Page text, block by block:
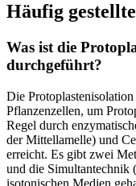
Häufig
Was ist die
durchgeführt?
Die
Pflanzenzellen, um
Regel durch
der Mittellamelle) und
erreicht. Es gibt zwei
und die Simultantechnik
isotonischen Medien